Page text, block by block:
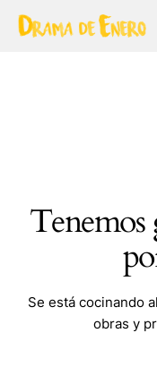
Tenemos
Se está cocinando
obras y